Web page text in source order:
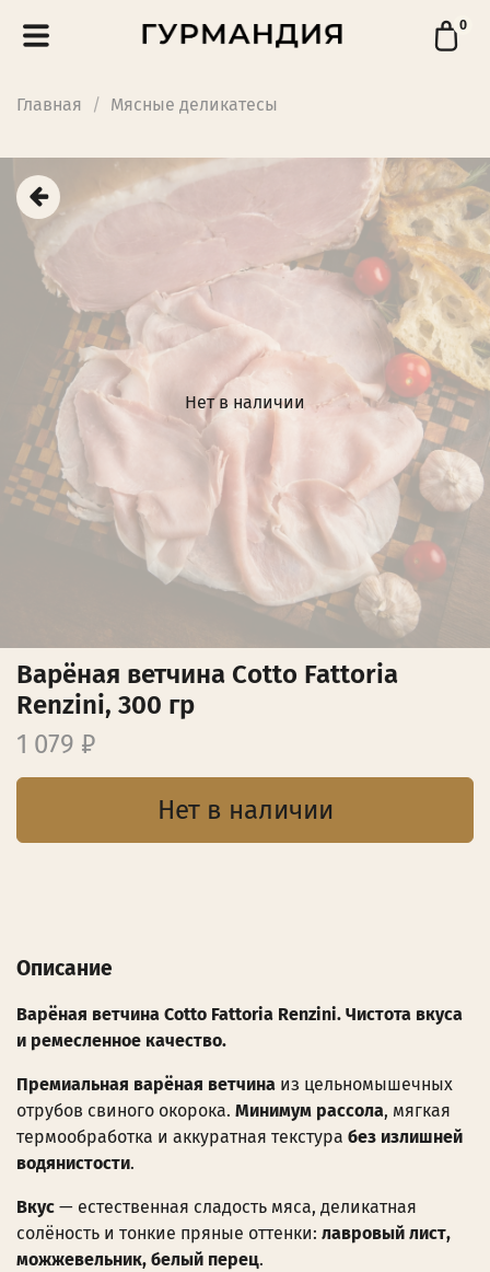
0
Главная Мясные деликатесы
Нет в наличии
Варёная ветчина Cotto Fattoria
Renzini, 300 гр
1 079 ₽
Нет в наличии
Описание
Варёная ветчина Cotto Fattoria Renzini. Чистота вкуса
и ремесленное качество.
Премиальная варёная ветчина из цельномышечных
отрубов свиного окорока. Минимум рассола, мягкая
термообработка и аккуратная текстура без излишней
водянистости.
Вкус — естественная сладость мяса, деликатная
солёность и тонкие пряные оттенки: лавровый лист,
можжевельник, белый перец.